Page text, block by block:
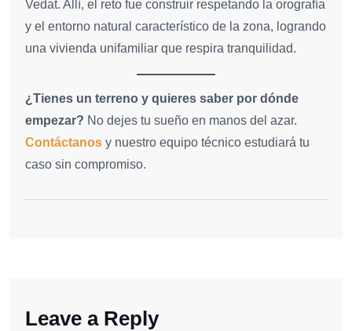
Vedat. Allí, el reto fue construir respetando la orografía
y el entorno natural característico de la zona, logrando
una vivienda unifamiliar que respira tranquilidad.
¿Tienes un terreno y quieres saber por dónde
empezar? No dejes tu sueño en manos del azar.
Contáctanos y nuestro equipo técnico estudiará tu
caso sin compromiso.
Leave a Reply